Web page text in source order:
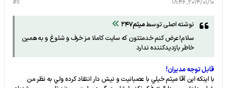
#11 2014/01/10, 18:46
نوشته اصلی توسطمیثم247
سلام!عرض کنم خدمتتون که سایت کاملا مز خرف و شلوغ و به همین
خاطر بازدیدکننده ندارد
قابل توجه مديران!
با اينکه اين آقا ميثم خيلي با عصبانيت و نيش دار انتقاد کرده ولي به نظر من